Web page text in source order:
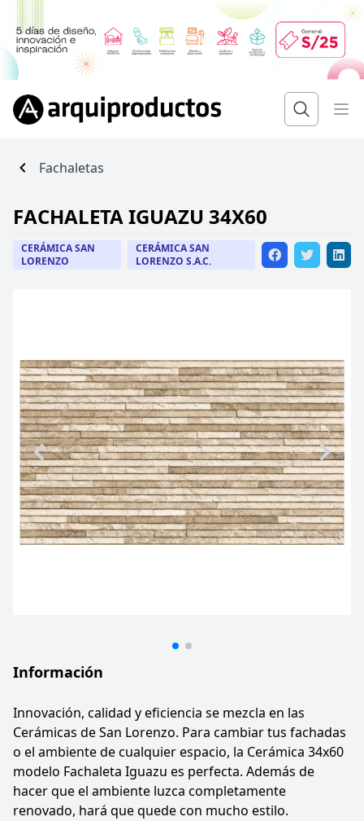
Fachaletas
FACHALETA IGUAZU 34X60
CERÁMICA SAN
LORENZO
CERÁMICA SAN
LORENZO S.A.C.
Información
Innovación, calidad y eficiencia se mezcla en las
Cerámicas de San Lorenzo. Para cambiar tus fachadas
o el ambiente de cualquier espacio, la Cerámica 34x60
modelo Fachaleta Iguazu es perfecta. Además de
hacer que el ambiente luzca completamente
renovado, hará que quede con mucho estilo.